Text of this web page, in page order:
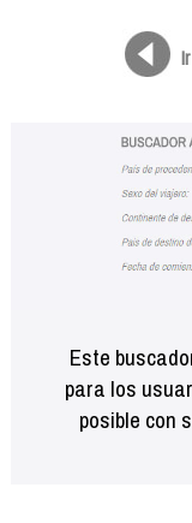
Este
para los
posible con